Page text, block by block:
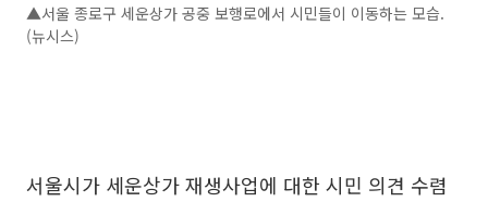
▲서울 종로구 세운상가 공중 보행로에서 시민들이 이동하는 모습.
(뉴시스)
서울시가 세운상가 재생사업에 대한 시민 의견 수렴